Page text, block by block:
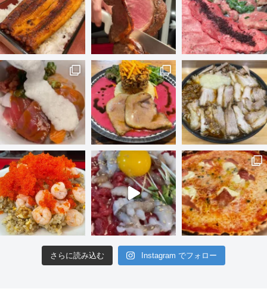
さらに読み込む Instagram でフォロー